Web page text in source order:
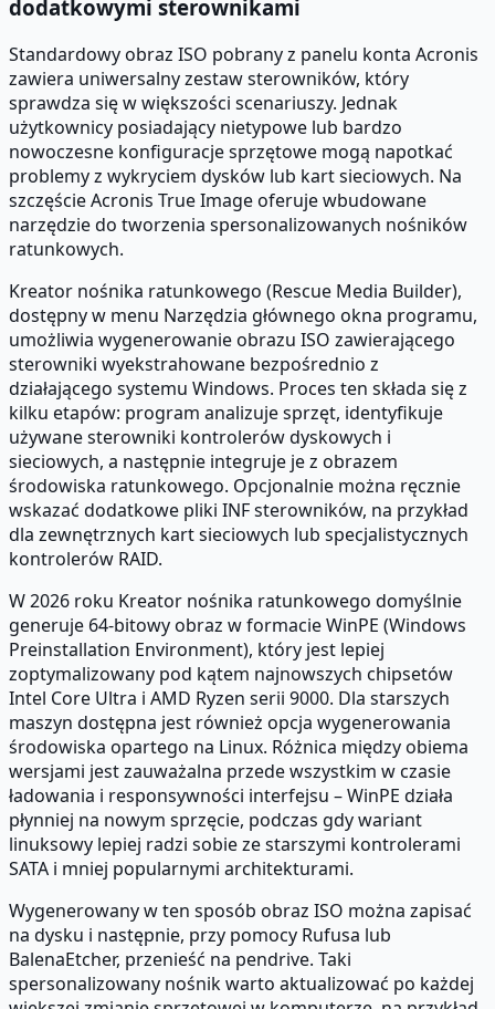
dodatkowymi sterownikami
Standardowy obraz ISO pobrany z panelu konta Acronis
zawiera uniwersalny zestaw sterowników, który
sprawdza się w większości scenariuszy. Jednak
użytkownicy posiadający nietypowe lub bardzo
nowoczesne konfiguracje sprzętowe mogą napotkać
problemy z wykryciem dysków lub kart sieciowych. Na
szczęście Acronis True Image oferuje wbudowane
narzędzie do tworzenia spersonalizowanych nośników
ratunkowych.
Kreator nośnika ratunkowego (Rescue Media Builder),
dostępny w menu Narzędzia głównego okna programu,
umożliwia wygenerowanie obrazu ISO zawierającego
sterowniki wyekstrahowane bezpośrednio z
działającego systemu Windows. Proces ten składa się z
kilku etapów: program analizuje sprzęt, identyfikuje
używane sterowniki kontrolerów dyskowych i
sieciowych, a następnie integruje je z obrazem
środowiska ratunkowego. Opcjonalnie można ręcznie
wskazać dodatkowe pliki INF sterowników, na przykład
dla zewnętrznych kart sieciowych lub specjalistycznych
kontrolerów RAID.
W 2026 roku Kreator nośnika ratunkowego domyślnie
generuje 64-bitowy obraz w formacie WinPE (Windows
Preinstallation Environment), który jest lepiej
zoptymalizowany pod kątem najnowszych chipsetów
Intel Core Ultra i AMD Ryzen serii 9000. Dla starszych
maszyn dostępna jest również opcja wygenerowania
środowiska opartego na Linux. Różnica między obiema
wersjami jest zauważalna przede wszystkim w czasie
ładowania i responsywności interfejsu – WinPE działa
płynniej na nowym sprzęcie, podczas gdy wariant
linuksowy lepiej radzi sobie ze starszymi kontrolerami
SATA i mniej popularnymi architekturami.
Wygenerowany w ten sposób obraz ISO można zapisać
na dysku i następnie, przy pomocy Rufusa lub
BalenaEtcher, przenieść na pendrive. Taki
spersonalizowany nośnik warto aktualizować po każdej